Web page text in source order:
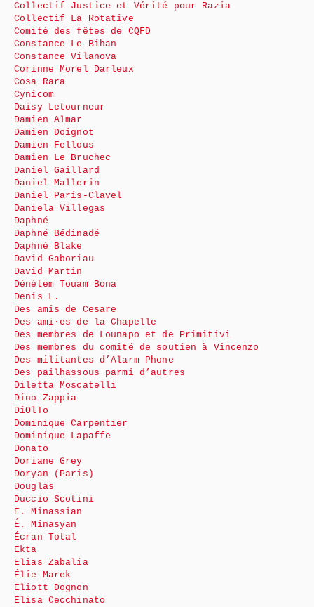
Collectif Justice et Vérité pour Razia
Collectif La Rotative
Comité des fêtes de CQFD
Constance Le Bihan
Constance Vilanova
Corinne Morel Darleux
Cosa Rara
Cynicom
Daisy Letourneur
Damien Almar
Damien Doignot
Damien Fellous
Damien Le Bruchec
Daniel Gaillard
Daniel Mallerin
Daniel Paris-Clavel
Daniela Villegas
Daphné
Daphné Bédinadé
Daphné Blake
David Gaboriau
David Martin
Dénètem Touam Bona
Denis L.
Des amis de Cesare
Des ami·es de la Chapelle
Des membres de Lounapo et de Primitivi
Des membres du comité de soutien à Vincenzo
Des militantes d’Alarm Phone
Des pailhassous parmi d’autres
Diletta Moscatelli
Dino Zappia
DiOlTo
Dominique Carpentier
Dominique Lapaffe
Donato
Doriane Grey
Doryan (Paris)
Douglas
Duccio Scotini
E. Minassian
É. Minasyan
Écran Total
Ekta
Elias Zabalia
Élie Marek
Eliott Dognon
Elisa Cecchinato